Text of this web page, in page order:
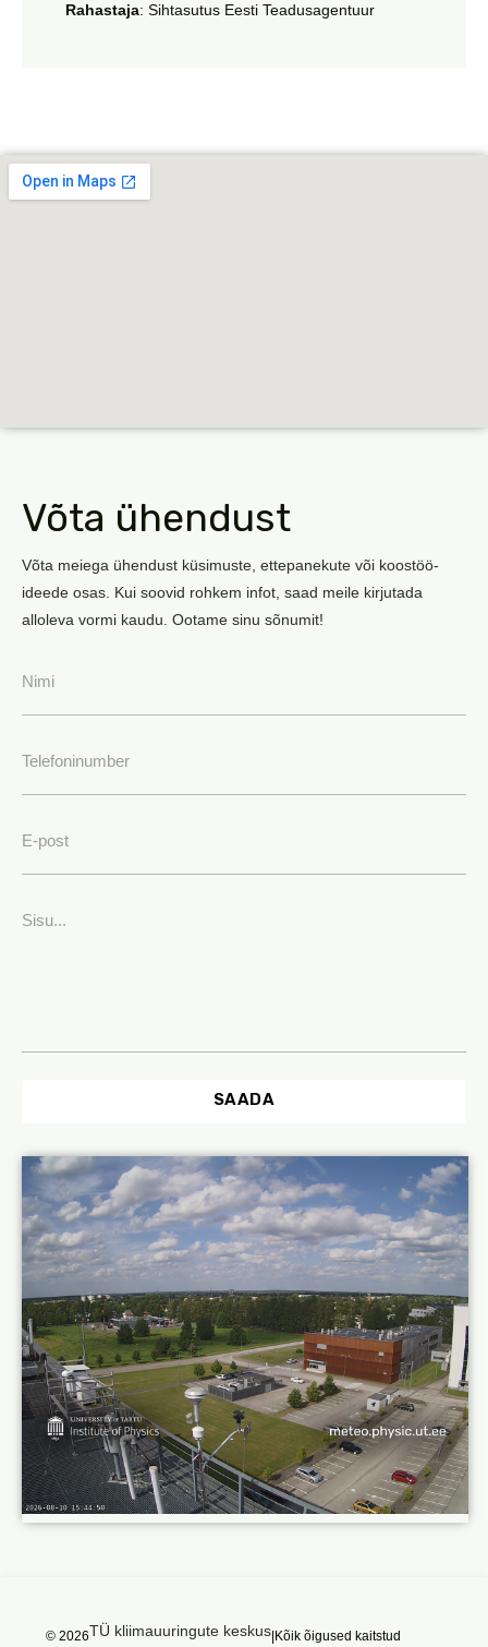
Rahastaja: Sihtasutus Eesti Teadusagentuur
Võta ühendust
Võta meiega ühendust küsimuste, ettepanekute või koostöö-
ideede osas. Kui soovid rohkem infot, saad meile kirjutada
alloleva vormi kaudu. Ootame sinu sõnumit!
SAADA
© 2026TÜ kliimauuringute keskus Kõik õigused kaitstud